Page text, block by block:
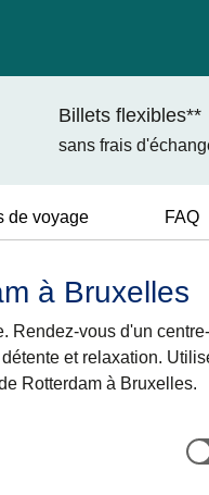
Billets flexibles**
sans frais
de voyage FAQ
à Bruxelles
Rendez-vous d'un
et relaxation.
Rotterdam à Bruxelles.